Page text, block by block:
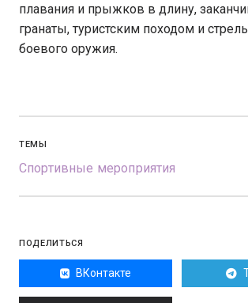
плавания и прыжков в длину,
гранаты, туристским походом и
боевого оружия.
ТЕМЫ
Спортивные мероприятия
ПОДЕЛИТЬСЯ
ВКонтакте